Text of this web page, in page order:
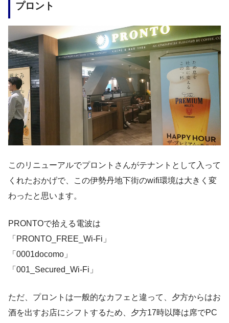
プロント
このリニューアルでプロントさんがテナントとして入って
くれたおかげで、この伊勢丹地下街のwifi環境は大きく変
わったと思います。
PRONTOで拾える電波は
「PRONTO_FREE_Wi-Fi」
「0001docomo」
「001_Secured_Wi-Fi」
ただ、プロントは一般的なカフェと違って、夕方からはお
酒を出すお店にシフトするため、夕方17時以降は席でPC